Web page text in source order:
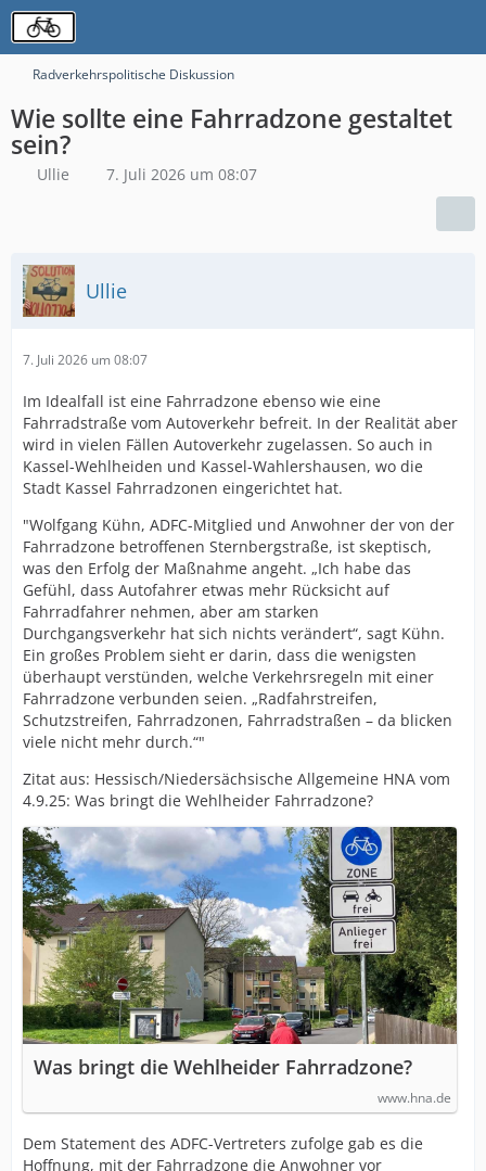
Radverkehrspolitische Diskussion
Wie sollte eine Fahrradzone gestaltet
sein?
Ullie 7. Juli 2026 um 08:07
Ullie
7. Juli 2026 um 08:07
Im Idealfall ist eine Fahrradzone ebenso wie eine
Fahrradstraße vom Autoverkehr befreit. In der Realität aber
wird in vielen Fällen Autoverkehr zugelassen. So auch in
Kassel-Wehlheiden und Kassel-Wahlershausen, wo die
Stadt Kassel Fahrradzonen eingerichtet hat.
"Wolfgang Kühn, ADFC-Mitglied und Anwohner der von der
Fahrradzone betroffenen Sternbergstraße, ist skeptisch,
was den Erfolg der Maßnahme angeht. „Ich habe das
Gefühl, dass Autofahrer etwas mehr Rücksicht auf
Fahrradfahrer nehmen, aber am starken
Durchgangsverkehr hat sich nichts verändert“, sagt Kühn.
Ein großes Problem sieht er darin, dass die wenigsten
überhaupt verstünden, welche Verkehrsregeln mit einer
Fahrradzone verbunden seien. „Radfahrstreifen,
Schutzstreifen, Fahrradzonen, Fahrradstraßen – da blicken
viele nicht mehr durch.“"
Zitat aus: Hessisch/Niedersächsische Allgemeine HNA vom
4.9.25: Was bringt die Wehlheider Fahrradzone?
Was bringt die Wehlheider Fahrradzone?
www.hna.de
Dem Statement des ADFC-Vertreters zufolge gab es die
Hoffnung, mit der Fahrradzone die Anwohner vor